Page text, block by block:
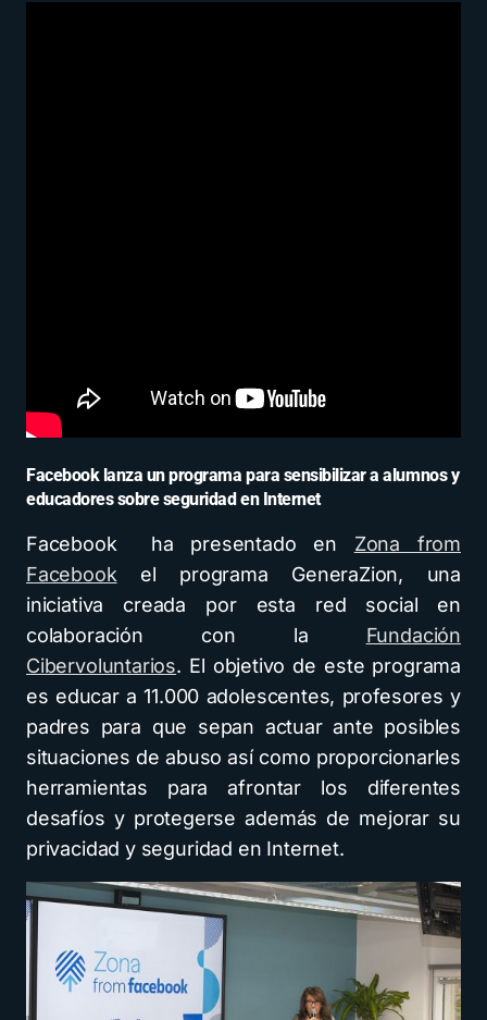
Facebook lanza un programa para sensibilizar a alumnos y
educadores sobre seguridad en Internet
Facebook ha presentado en Zona from
Facebookel programa GeneraZion, una
iniciativa creada por esta red social en
colaboración con la Fundación
Cibervoluntarios. El objetivo de este programa
es educar a 11.000 adolescentes, profesores y
padres para que sepan actuar ante posibles
situaciones de abuso así como proporcionarles
herramientas para afrontar los diferentes
desafíos y protegerse además de mejorar su
privacidad y seguridad en Internet.